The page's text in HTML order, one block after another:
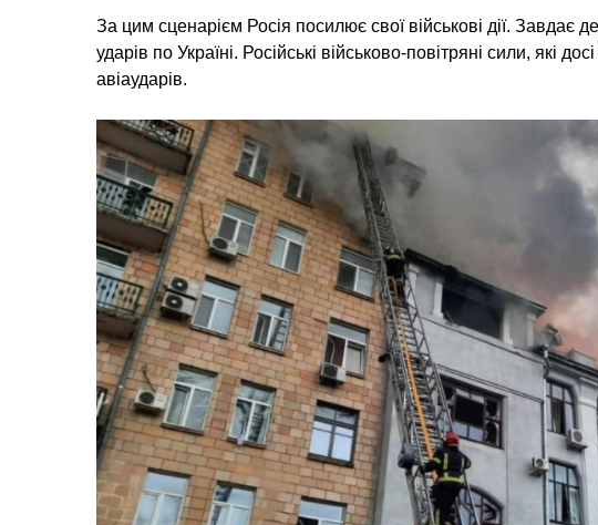
За цим сценарієм Росія посилює свої військові дії. Завдає
ударів по Україні. Російські військово-повітряні сили, які
авіаударів.